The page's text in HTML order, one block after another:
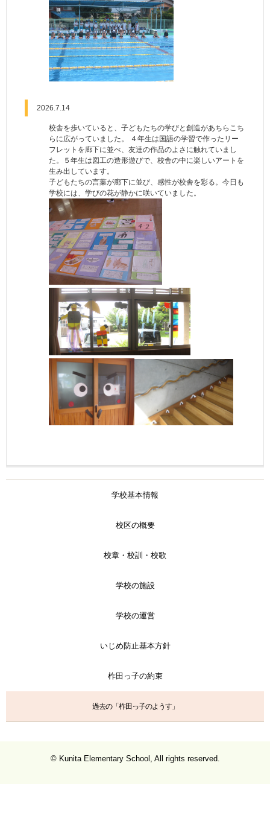
2026.7.14
校舎を歩いていると、子どもたちの学びと創造があちらこち
らに広がっていました。 ４年生は国語の学習で作ったリー
フレットを廊下に並べ、友達の作品のよさに触れていまし
た。５年生は図工の造形遊びで、校舎の中に楽しいアートを
生み出しています。
子どもたちの言葉が廊下に並び、感性が校舎を彩る。今日も
学校には、学びの花が静かに咲いていました。
学校基本情報
校区の概要
校章・校訓・校歌
学校の施設
学校の運営
いじめ防止基本方針
柞田っ子の約束
過去の「柞田っ子のようす」
© Kunita Elementary School, All rights reserved.